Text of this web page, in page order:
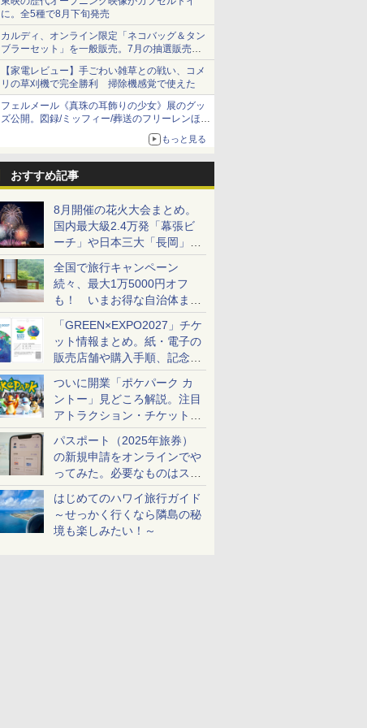
に。全5種で8月下旬発売
カルディ、オンライン限定「ネコバッグ＆タン
ブラーセット」を一般販売。7月の抽選販売の
当選無効分
【家電レビュー】手ごわい雑草との戦い、コメ
リの草刈機で完全勝利 掃除機感覚で使えた
フェルメール《真珠の耳飾りの少女》展のグッ
ズ公開。図録/ミッフィー/葬送のフリーレンほ
もっと見る
おすすめ記事
8月開催の花火大会まとめ。
国内最大級2.4万発「幕張ビ
ーチ」や日本三大「長岡」な
ど大型イベント目白押し！
全国で旅行キャンペーン
続々、最大1万5000円オフ
も！ いまお得な自治体まと
め
「GREEN×EXPO2027」チケ
ット情報まとめ。紙・電子の
販売店舗や購入手順、記念チ
ケットも解説
ついに開業「ポケパーク カ
ントー」見どころ解説。注目
アトラクション・チケット手
配・来場前に必要な準備は？
パスポート（2025年旅券）
の新規申請をオンラインでや
ってみた。必要なものはスマ
ホとマイナカードのみ
はじめてのハワイ旅行ガイド
～せっかく行くなら隣島の秘
境も楽しみたい！～